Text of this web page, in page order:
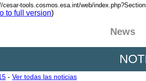
tools.cosmos.esa.int/web/
to full version)
News
- Ver todas las noticias